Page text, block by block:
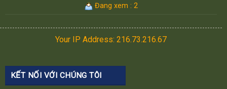
Đang xem : 2
Your IP Address: 216.73.216.67
KẾT NỐI VỚI CHÚNG TÔI